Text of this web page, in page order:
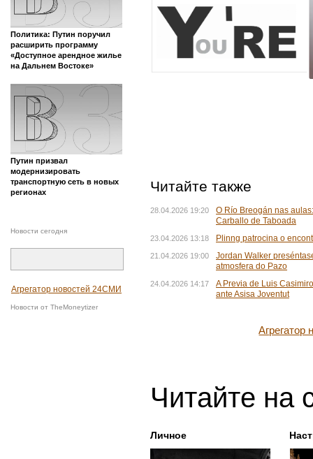
Политика: Путин поручил
расширить программу
«Доступное арендное жилье
на Дальнем Востоке»
Путин призвал
модернизировать
транспортную сеть в новых
регионах
Новости сегодня
Агрегатор новостей 24СМИ
Новости от TheMoneytizer
Читайте также
28.04.2026 19:20
O Río Breogán nas
Carballo de Taboada
23.04.2026 13:18 Plinng patrocina o
21.04.2026 19:00
Jordan Walker
atmosfera do Pazo
24.04.2026 14:17
A Previa de Luis
ante Asisa Joventut
Читайте на
Личное